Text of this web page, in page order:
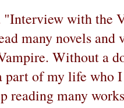
"Interview with the
many novels
Without a
part of my life who
reading many